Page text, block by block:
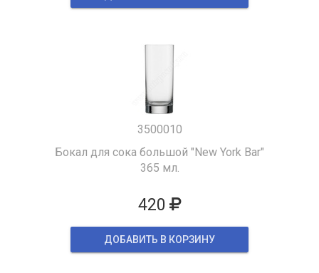
3500010
Бокал для сока большой "New York Bar"
365 мл.
420
ДОБАВИТЬ В КОРЗИНУ